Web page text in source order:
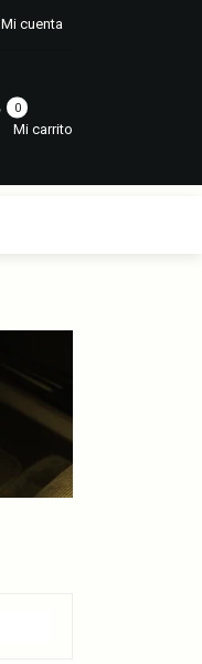
Mi cuenta
0
Mi carrito